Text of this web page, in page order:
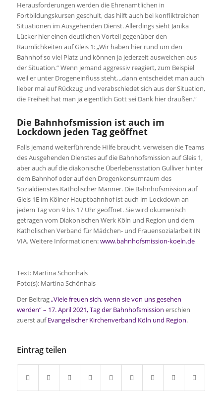
Herausforderungen werden die Ehrenamtlichen in
Fortbildungskursen geschult, das hilft auch bei konfliktreichen
Situationen im Ausgehenden Dienst. Allerdings sieht Janika
Lücker hier einen deutlichen Vorteil gegenüber den
Räumlichkeiten auf Gleis 1: „Wir haben hier rund um den
Bahnhof so viel Platz und können ja jederzeit ausweichen aus
der Situation.“ Wenn jemand aggressiv reagiert, zum Beispiel
weil er unter Drogeneinfluss steht, „dann entscheidet man auch
lieber mal auf Rückzug und verabschiedet sich aus der Situation,
die Freiheit hat man ja eigentlich Gott sei Dank hier draußen.“
Die Bahnhofsmission ist auch im
Lockdown jeden Tag geöffnet
Falls jemand weiterführende Hilfe braucht, verweisen die Teams
des Ausgehenden Dienstes auf die Bahnhofsmission auf Gleis 1,
aber auch auf die diakonische Überlebensstation Gulliver hinter
dem Bahnhof oder auf den Drogenkonsumraum des
Sozialdienstes Katholischer Männer. Die Bahnhofsmission auf
Gleis 1E im Kölner Hauptbahnhof ist auch im Lockdown an
jedem Tag von 9 bis 17 Uhr geöffnet. Sie wird ökumenisch
getragen vom Diakonischen Werk Köln und Region und dem
Katholischen Verband für Mädchen- und Frauensozialarbeit IN
VIA. Weitere Informationen:www.bahnhofsmission-koeln.de
Text: Martina Schönhals
Foto(s): Martina Schönhals
Der Beitrag„Viele freuen sich, wenn sie von uns gesehen
werden“ – 17. April 2021, Tag der Bahnhofsmission erschien
zuerst aufEvangelischer Kirchenverband Köln und Region.
Eintrag teilen